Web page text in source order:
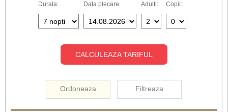
Durata: Data plecare: Adulti: Copii:
CALCULEAZA TARIFUL
Ordoneaza Filtreaza